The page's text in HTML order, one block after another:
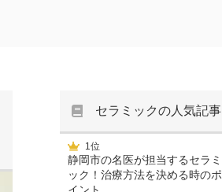
セラミックの人気記事
1位
静岡市の名医が担当するセラミ
ック！治療方法を決める時のポ